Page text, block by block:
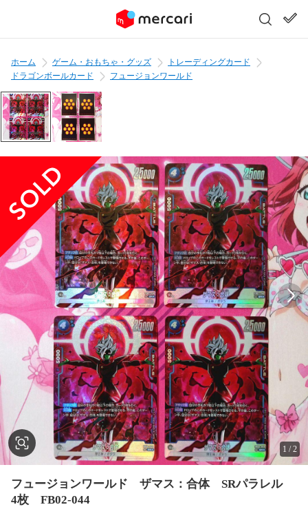
ホーム ゲーム・おもちゃ・グッズ
トレーディングカード
ドラゴンボールカード
フュージョンワールド
1 /2
フュージョンワールド ザマス：合体 SRパラレル
4枚 FB02-044